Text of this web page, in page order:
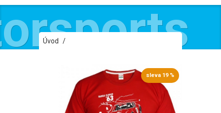
Úvod /
sleva 19 %